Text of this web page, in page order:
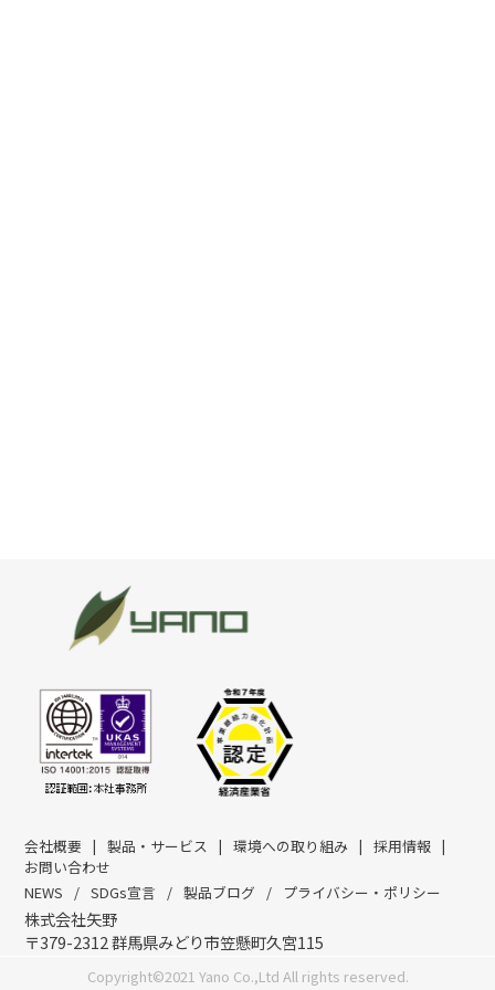
会社概要 製品・サービス 環境への取り組み
採用情報
お問い合わせ
NEWS
SDGs宣言 製品ブログ プライバシー・ポリシー
株式会社矢野
〒379-2312 群馬県みどり市笠懸町久宮115
Copyright©2021 Yano Co.,Ltd All rights reserved.